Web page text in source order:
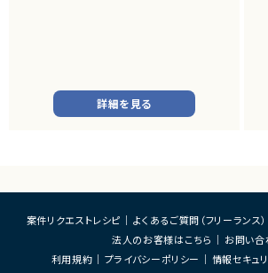
■業務内容
・SAP BWの既存データモデルおよび帳票出
び帳票出力基盤の構築
・各種データ検証、テスト対応
・周辺システムとのデータ連携設計および実
詳細を見る
・
■
案件リクエストレシピ よくあるご質問（フリーランス）
法人のお客様はこちら
お問い合
利用規約
プライバシーポリシー
情報セキュ